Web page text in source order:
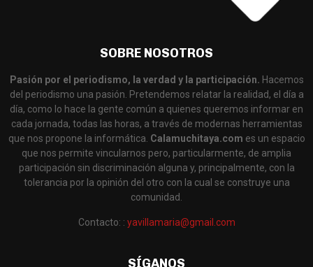
SOBRE NOSOTROS
Pasión por el periodismo, la verdad y la participación. Hacemos
del periodismo una pasión. Pretendemos relatar la realidad, el día a
día, como lo hace la gente común a quienes queremos informar en
cada jornada, todas las horas, a través de modernas herramientas
que nos propone la informática. Calamuchitaya.com es un espacio
que nos permite vincularnos pero, particularmente, de amplia
participación sin discriminación alguna y, principalmente, con la
tolerancia por la opinión del otro con la cual se construye una
comunidad.
Contacto: : yavillamaria@gmail.com
SÍGANOS